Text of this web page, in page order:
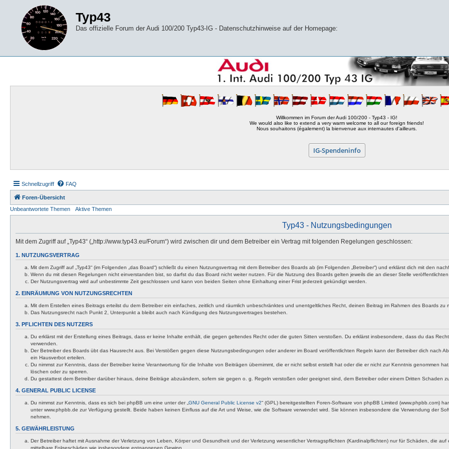
Typ43
Das offizielle Forum der Audi 100/200 Typ43-IG - Datenschutzhinweise auf der Homepage:
Willkommen im Forum der Audi 100/200 - Typ43 - IG!
We would also like to extend a very warm welcome to all our foreign friends!
Nous souhaitons (également) la bienvenue aux internautes d'ailleurs.
IG-Spendeninfo
Schnellzugriff FAQ
Foren-Übersicht
Unbeantwortete Themen
Aktive Themen
Typ43 - Nutzungsbedingungen
Mit dem Zugriff auf „Typ43“ („http://www.typ43.eu/Forum“) wird zwischen dir und dem Betreiber ein Vertrag mit folgenden Regelungen geschlossen:
1. NUTZUNGSVERTRAG
Mit dem Zugriff auf „Typ43“ (im Folgenden „das Board“) schließt du einen Nutzungsvertrag mit dem Betreiber des Boards ab (im Folgenden „Betreiber“) und erklärst dich mit den
Wenn du mit diesen Regelungen nicht einverstanden bist, so darfst du das Board nicht weiter nutzen. Für die Nutzung des Boards gelten jeweils die an dieser Stelle veröffentlichten
Der Nutzungsvertrag wird auf unbestimmte Zeit geschlossen und kann von beiden Seiten ohne Einhaltung einer Frist jederzeit gekündigt werden.
2. EINRÄUMUNG VON NUTZUNGSRECHTEN
Mit dem Erstellen eines Beitrags erteilst du dem Betreiber ein einfaches, zeitlich und räumlich unbeschränktes und unentgeltliches Recht, deinen Beitrag im Rahmen des Boards zu
Das Nutzungsrecht nach Punkt 2, Unterpunkt a bleibt auch nach Kündigung des Nutzungsvertrages bestehen.
3. PFLICHTEN DES NUTZERS
Du erklärst mit der Erstellung eines Beitrags, dass er keine Inhalte enthält, die gegen geltendes Recht oder die guten Sitten verstoßen. Du erklärst insbesondere, dass du das
verwenden.
Der Betreiber des Boards übt das Hausrecht aus. Bei Verstößen gegen diese Nutzungsbedingungen oder anderer im Board veröffentlichten Regeln kann der Betreiber dich nach
ein Hausverbot erteilen.
Du nimmst zur Kenntnis, dass der Betreiber keine Verantwortung für die Inhalte von Beiträgen übernimmt, die er nicht selbst erstellt hat oder die er nicht zur Kenntnis genommen
löschen oder zu sperren.
Du gestattest dem Betreiber darüber hinaus, deine Beiträge abzuändern, sofern sie gegen o. g. Regeln verstoßen oder geeignet sind, dem Betreiber oder einem Dritten Schaden
4. GENERAL PUBLIC LICENSE
Du nimmst zur Kenntnis, dass es sich bei phpBB um eine unter der „ GNU General Public License v2“ (GPL) bereitgestellten Foren-Software von phpBB Limited (www.phpbb.com)
unter www.phpbb.de zur Verfügung gestellt. Beide haben keinen Einfluss auf die Art und Weise, wie die Software verwendet wird. Sie können insbesondere die Verwendung der
nehmen.
5. GEWÄHRLEISTUNG
Der Betreiber haftet mit Ausnahme der Verletzung von Leben, Körper und Gesundheit und der Verletzung wesentlicher Vertragspflichten (Kardinalpflichten) nur für Schäden, die
mittelbare Folgeschäden wie insbesondere entgangenen Gewinn.